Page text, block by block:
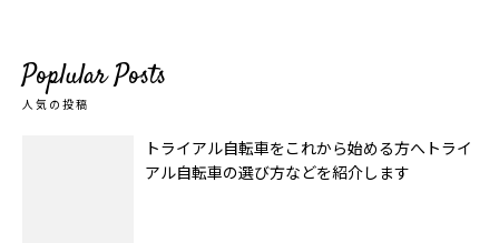
Poplular Posts
人気の投稿
トライアル自転車をこれから始める方へトライ
アル自転車の選び方などを紹介します